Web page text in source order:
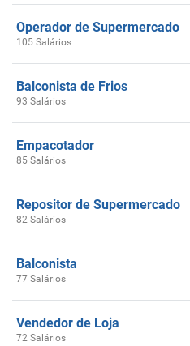
Operador de Supermercado
105 Salários
Balconista de Frios
93 Salários
Empacotador
85 Salários
Repositor de Supermercado
82 Salários
Balconista
77 Salários
Vendedor de Loja
72 Salários